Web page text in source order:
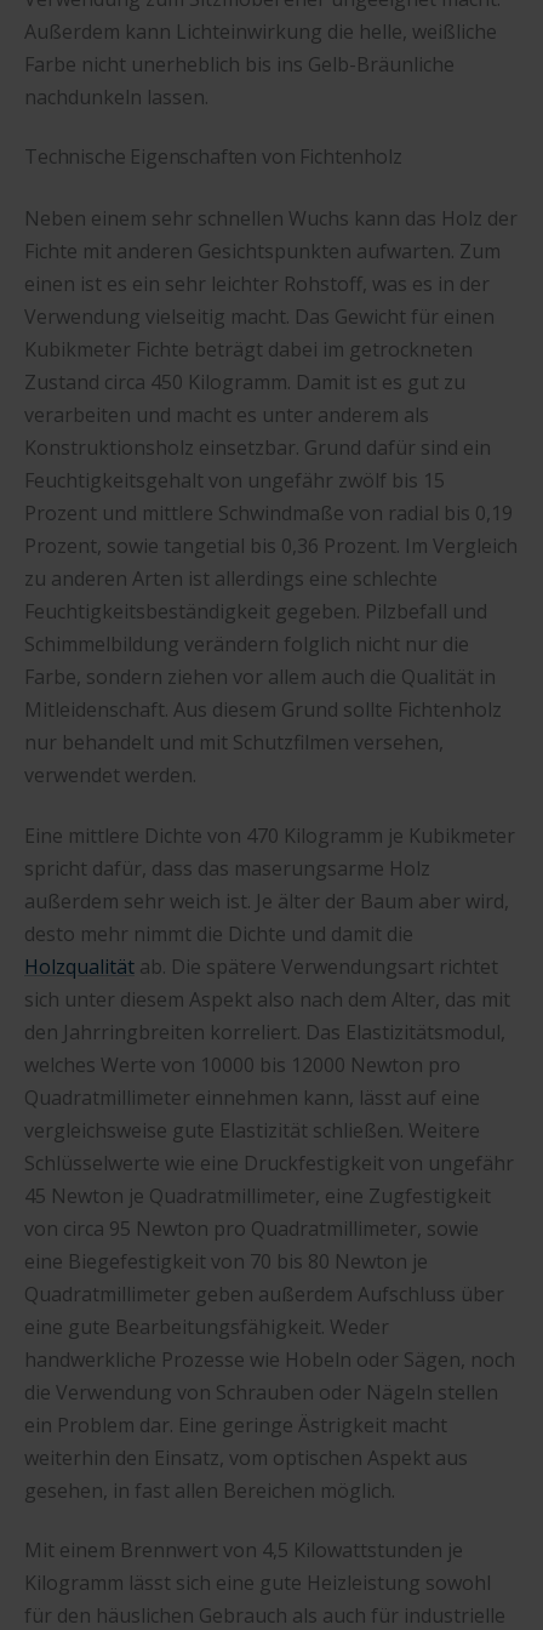
Außerdem kann Lichteinwirkung die helle, weißliche
Farbe nicht unerheblich bis ins Gelb-Bräunliche
nachdunkeln lassen.
Technische Eigenschaften von Fichtenholz
Neben einem sehr schnellen Wuchs kann das Holz der
Fichte mit anderen Gesichtspunkten aufwarten. Zum
einen ist es ein sehr leichter Rohstoff, was es in der
Verwendung vielseitig macht. Das Gewicht für einen
Kubikmeter Fichte beträgt dabei im getrockneten
Zustand circa 450 Kilogramm. Damit ist es gut zu
verarbeiten und macht es unter anderem als
Konstruktionsholz einsetzbar. Grund dafür sind ein
Feuchtigkeitsgehalt von ungefähr zwölf bis 15
Prozent und mittlere Schwindmaße von radial bis 0,19
Prozent, sowie tangetial bis 0,36 Prozent. Im Vergleich
zu anderen Arten ist allerdings eine schlechte
Feuchtigkeitsbeständigkeit gegeben. Pilzbefall und
Schimmelbildung verändern folglich nicht nur die
Farbe, sondern ziehen vor allem auch die Qualität in
Mitleidenschaft. Aus diesem Grund sollte Fichtenholz
nur behandelt und mit Schutzfilmen versehen,
verwendet werden.
Eine mittlere Dichte von 470 Kilogramm je Kubikmeter
spricht dafür, dass das maserungsarme Holz
außerdem sehr weich ist. Je älter der Baum aber wird,
desto mehr nimmt die Dichte und damit die
Holzqualität ab. Die spätere Verwendungsart richtet
sich unter diesem Aspekt also nach dem Alter, das mit
den Jahrringbreiten korreliert. Das Elastizitätsmodul,
welches Werte von 10000 bis 12000 Newton pro
Quadratmillimeter einnehmen kann, lässt auf eine
vergleichsweise gute Elastizität schließen. Weitere
Schlüsselwerte wie eine Druckfestigkeit von ungefähr
45 Newton je Quadratmillimeter, eine Zugfestigkeit
von circa 95 Newton pro Quadratmillimeter, sowie
eine Biegefestigkeit von 70 bis 80 Newton je
Quadratmillimeter geben außerdem Aufschluss über
eine gute Bearbeitungsfähigkeit. Weder
handwerkliche Prozesse wie Hobeln oder Sägen, noch
die Verwendung von Schrauben oder Nägeln stellen
ein Problem dar. Eine geringe Ästrigkeit macht
weiterhin den Einsatz, vom optischen Aspekt aus
gesehen, in fast allen Bereichen möglich.
Mit einem Brennwert von 4,5 Kilowattstunden je
Kilogramm lässt sich eine gute Heizleistung sowohl
für den häuslichen Gebrauch als auch für industrielle